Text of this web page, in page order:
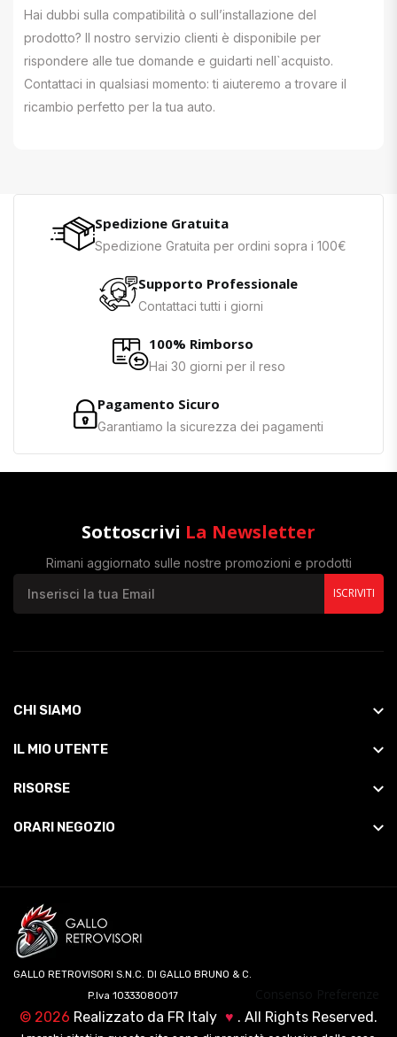
Hai dubbi sulla compatibilità o sull’installazione del
prodotto? Il nostro servizio clienti è disponibile per
rispondere alle tue domande e guidarti nell`acquisto.
Contattaci in qualsiasi momento: ti aiuteremo a trovare il
ricambio perfetto per la tua auto.
Spedizione Gratuita
Spedizione Gratuita per ordini sopra i 100€
Supporto Professionale
Contattaci tutti i giorni
100% Rimborso
Hai 30 giorni per il reso
Pagamento Sicuro
Garantiamo la sicurezza dei pagamenti
Sottoscrivi La Newsletter
Rimani aggiornato sulle nostre promozioni e prodotti
ISCRIVITI
CHI SIAMO
IL MIO UTENTE
RISORSE
ORARI NEGOZIO
GALLO RETROVISORI S.N.C. DI GALLO BRUNO & C.
P.Iva 10333080017
© 2026 Realizzato da FR Italy ♥ . All Rights Reserved.